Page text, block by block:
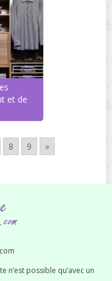
et de
8 9 »
n’est possible qu’avec un